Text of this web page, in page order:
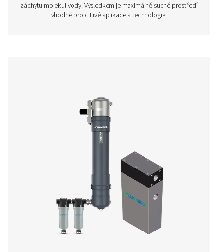
Adsorpční sušičky